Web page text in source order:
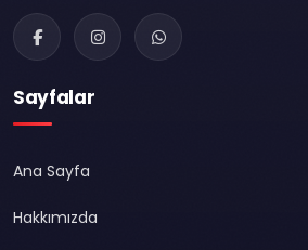
Sayfalar
Ana Sayfa
Hakkımızda